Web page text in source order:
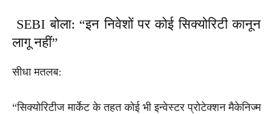
SEBI बोला: “इन निवेशों पर कोई सिक्योरिटी कानून
लागू नहीं”
सीधा मतलब:
“सिक्योरिटीज मार्केट के तहत कोई भी इन्वेस्टर प्रोटेक्शन मैकेनिज्म